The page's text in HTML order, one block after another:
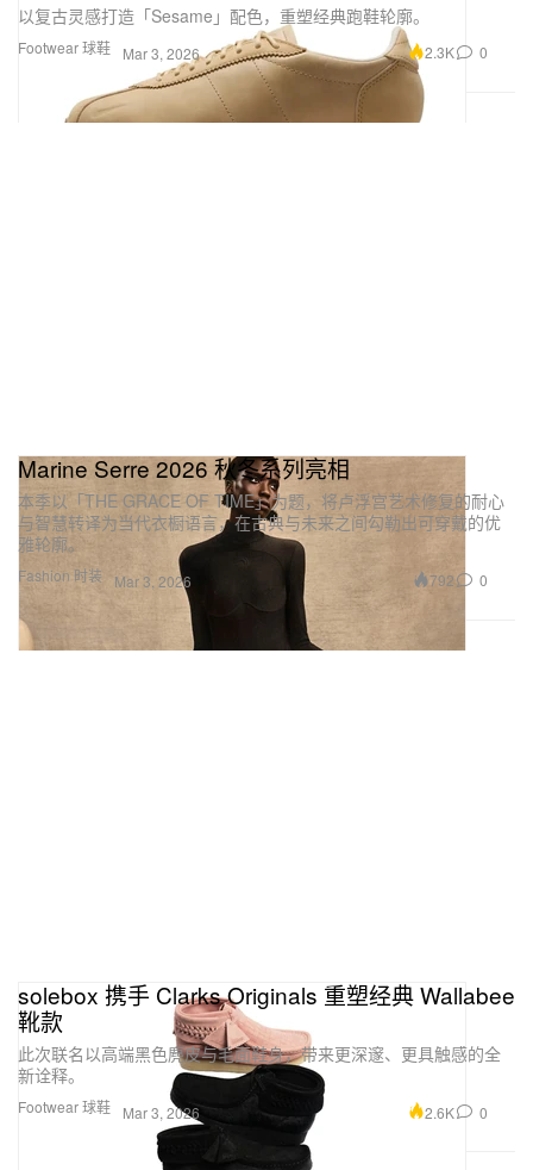
Footwear 球鞋
以复古灵感打造「Sesame」配色，重塑经典跑鞋轮廓。
Mar 3, 2026 2.3K 0
Fashion 时装
Marine Serre 2026 秋冬系列亮相
本季以「THE GRACE OF TIME」为题，将卢浮宫艺术修复的耐心
与智慧转译为当代衣橱语言，在古典与未来之间勾勒出可穿戴的优
雅轮廓。
Mar 3, 2026 792 0
Footwear 球鞋
solebox 携手 Clarks Originals 重塑经典 Wallabee
靴款
此次联名以高端黑色麂皮与毛面鞋身，带来更深邃、更具触感的全
新诠释。
Mar 3, 2026 2.6K 0